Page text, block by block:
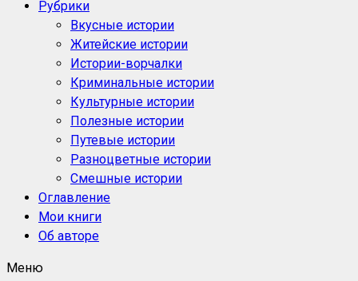
Рубрики
Вкусные истории
Житейские истории
Истории-ворчалки
Криминальные истории
Культурные истории
Полезные истории
Путевые истории
Разноцветные истории
Смешные истории
Оглавление
Мои книги
Об авторе
Меню